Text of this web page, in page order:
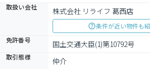
取扱い会社 株式会社 リライフ 葛西店
条件が近い物件も
免許番号
国土交通大臣(1)第10792号
取引態様 仲介